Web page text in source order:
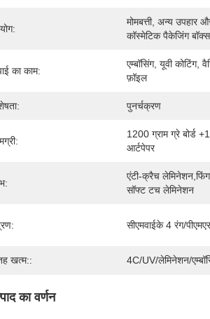
मोमबत्ती, अन्य उपहार
कॉस्मेटिक पैकेजिंग बॉक्स
का काम:
एम्बॉसिंग, यूवी कोटिंग,
फ़ॉइल
पुनर्चक्रण
1200 ग्राम ग्रे बोर्ड
आर्टपेपर
एंटी-क्रैच
सॉफ्ट टच लेमिनेशन
सीएमवाईके 4 रंग/
खत्म:: 4C/UV/लेमिनेशन/
का वर्णन